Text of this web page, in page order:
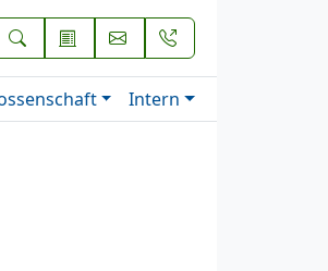
Intern